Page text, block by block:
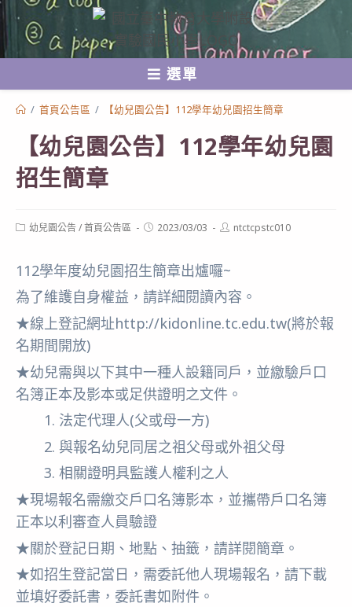
跳
至
選單
/ 首頁公告區 / 【幼兒園公告】112學年幼兒園招生簡章
【幼兒園公告】112學年幼兒園
招生簡章
Post幼兒園公告/首頁公告區
Post2023/03/03
Postntctcpstc010
112學年度幼兒園招生簡章出爐囉~
為了維護自身權益，請詳細閱讀內容。
★線上登記網址http://kidonline.tc.edu.tw(將於報
名期間開放)
★幼兒需與以下其中一種人設籍同戶，並繳驗戶口
名簿正本及影本或足供證明之文件。
1. 法定代理人(父或母一方)
2. 與報名幼兒同居之祖父母或外祖父母
3. 相關證明具監護人權利之人
★現場報名需繳交戶口名簿影本，並攜帶戶口名簿
正本以利審查人員驗證
★關於登記日期、地點、抽籤，請詳閱簡章。
★如招生登記當日，需委託他人現場報名，請下載
並填好委託書，委託書如附件。